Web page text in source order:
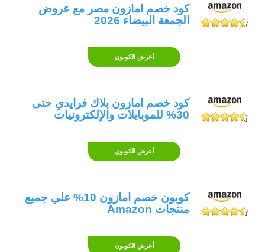
كود خصم امازون مصر مع عروض
الجمعة البيضاء 2026
أعرض الكوبون
كود خصم امازون بلاك فرايدي حتى
30% للموبايلات والإلكترونيات
أعرض الكوبون
كوبون خصم امازون 10% علي جميع
منتجات Amazon
أعرض الكوبون